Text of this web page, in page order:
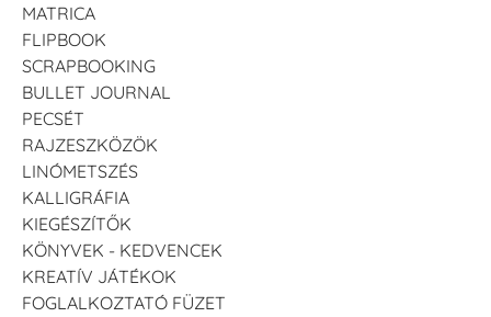
MATRICA
FLIPBOOK
SCRAPBOOKING
BULLET JOURNAL
PECSÉT
RAJZESZKÖZÖK
LINÓMETSZÉS
KALLIGRÁFIA
KIEGÉSZÍTŐK
KÖNYVEK - KEDVENCEK
KREATÍV JÁTÉKOK
FOGLALKOZTATÓ FÜZET